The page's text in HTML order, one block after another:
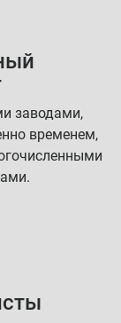
заводами,
временем,